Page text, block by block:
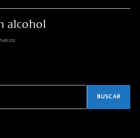
alcohol
BUSCAR